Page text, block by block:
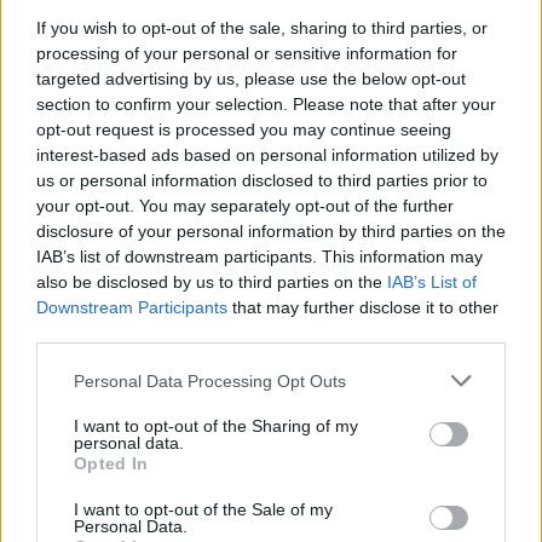
If you wish to opt-out of the sale, sharing to third parties, or
processing of your personal or sensitive information for
targeted advertising by us, please use the below opt-out
section to confirm your selection. Please note that after your
opt-out request is processed you may continue seeing
interest-based ads based on personal information utilized by
us or personal information disclosed to third parties prior to
your opt-out. You may separately opt-out of the further
disclosure of your personal information by third parties on the
IAB’s list of downstream participants. This information may
also be disclosed by us to third parties on the IAB’s List of
Downstream Participants that may further disclose it to other
Please note that this website/app uses one or more Google
not limited to your visit or usage behaviour. You may click to
grant or deny consent to Google and its third-party tags to
use your data for below specified purposes in below Google
consent section.
Personal Data Processing Opt Outs
I want to opt-out of the Sharing of my
personal data.
Opted In
I want to opt-out of the Sale of my
Personal Data.
Egészséges, isteni finom reggelik,
amiket muszáj otthon kipróbálnod